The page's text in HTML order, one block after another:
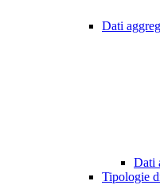
Dati
Dati
Tipologie